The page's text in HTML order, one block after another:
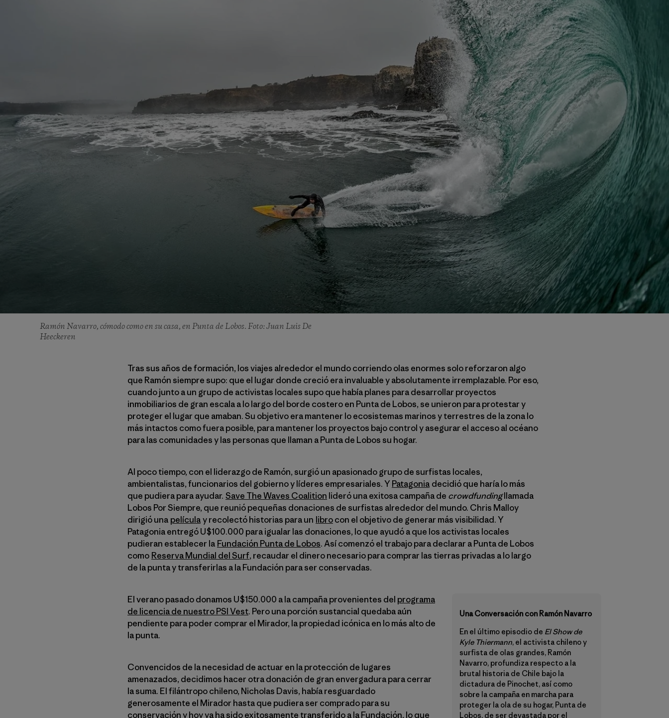
Ramón Navarro, cómodo como en su casa, en Punta de Lobos. Foto: Juan Luis De
Heeckeren
Tras sus años de formación, los viajes alrededor el mundo corriendo olas enormes solo reforzaron algo
que Ramón siempre supo: que el lugar donde creció era invaluable y absolutamente irremplazable. Por eso,
cuando junto a un grupo de activistas locales supo que había planes para desarrollar proyectos
inmobiliarios de gran escala a lo largo del borde costero en Punta de Lobos, se unieron para protestar y
proteger el lugar que amaban. Su objetivo era mantener lo ecosistemas marinos y terrestres de la zona lo
más intactos como fuera posible, para mantener los proyectos bajo control y asegurar el acceso al océano
para las comunidades y las personas que llaman a Punta de Lobos su hogar.
Al poco tiempo, con el liderazgo de Ramón, surgió un apasionado grupo de surfistas locales,
ambientalistas, funcionarios del gobierno y líderes empresariales. YPatagonia decidió que haría lo más
que pudiera para ayudar. Save The Waves Coalition lideró una exitosa campaña de crowdfundingllamada
Lobos Por Siempre, que reunió pequeñas donaciones de surfistas alrededor del mundo. Chris Malloy
dirigió una películay recolectó historias para un librocon el objetivo de generar más visibilidad. Y
Patagonia entregó U$100.000 para igualar las donaciones, lo que ayudó a que los activistas locales
pudieran establecer la Fundación Punta de Lobos. Así comenzó el trabajo para declarar a Punta de Lobos
como Reserva Mundial del Surf, recaudar el dinero necesario para comprar las tierras privadas a lo largo
de la punta y transferirlas a la Fundación para ser conservadas.
Una Conversación con Ramón Navarro
En el último episodio de El Show de
Kyle Thiermann, el activista chileno y
surfista de olas grandes, Ramón
Navarro, profundiza respecto a la
brutal historia de Chile bajo la
dictadura de Pinochet, así como
sobre la campaña en marcha para
proteger la ola de su hogar, Punta de
Lobos, de ser devastada por el
El verano pasado donamos U$150.000 a la campaña provenientes del programa
de licencia de nuestro PSI Vest. Pero una porción sustancial quedaba aún
pendiente para poder comprar el Mirador, la propiedad icónica en lo más alto de
la punta.
Convencidos de la necesidad de actuar en la protección de lugares
amenazados, decidimos hacer otra donación de gran envergadura para cerrar
la suma. El filántropo chileno, Nicholas Davis, había resguardado
generosamente el Mirador hasta que pudiera ser comprado para su
conservación y hoy ya ha sido exitosamente transferido a la Fundación, lo que